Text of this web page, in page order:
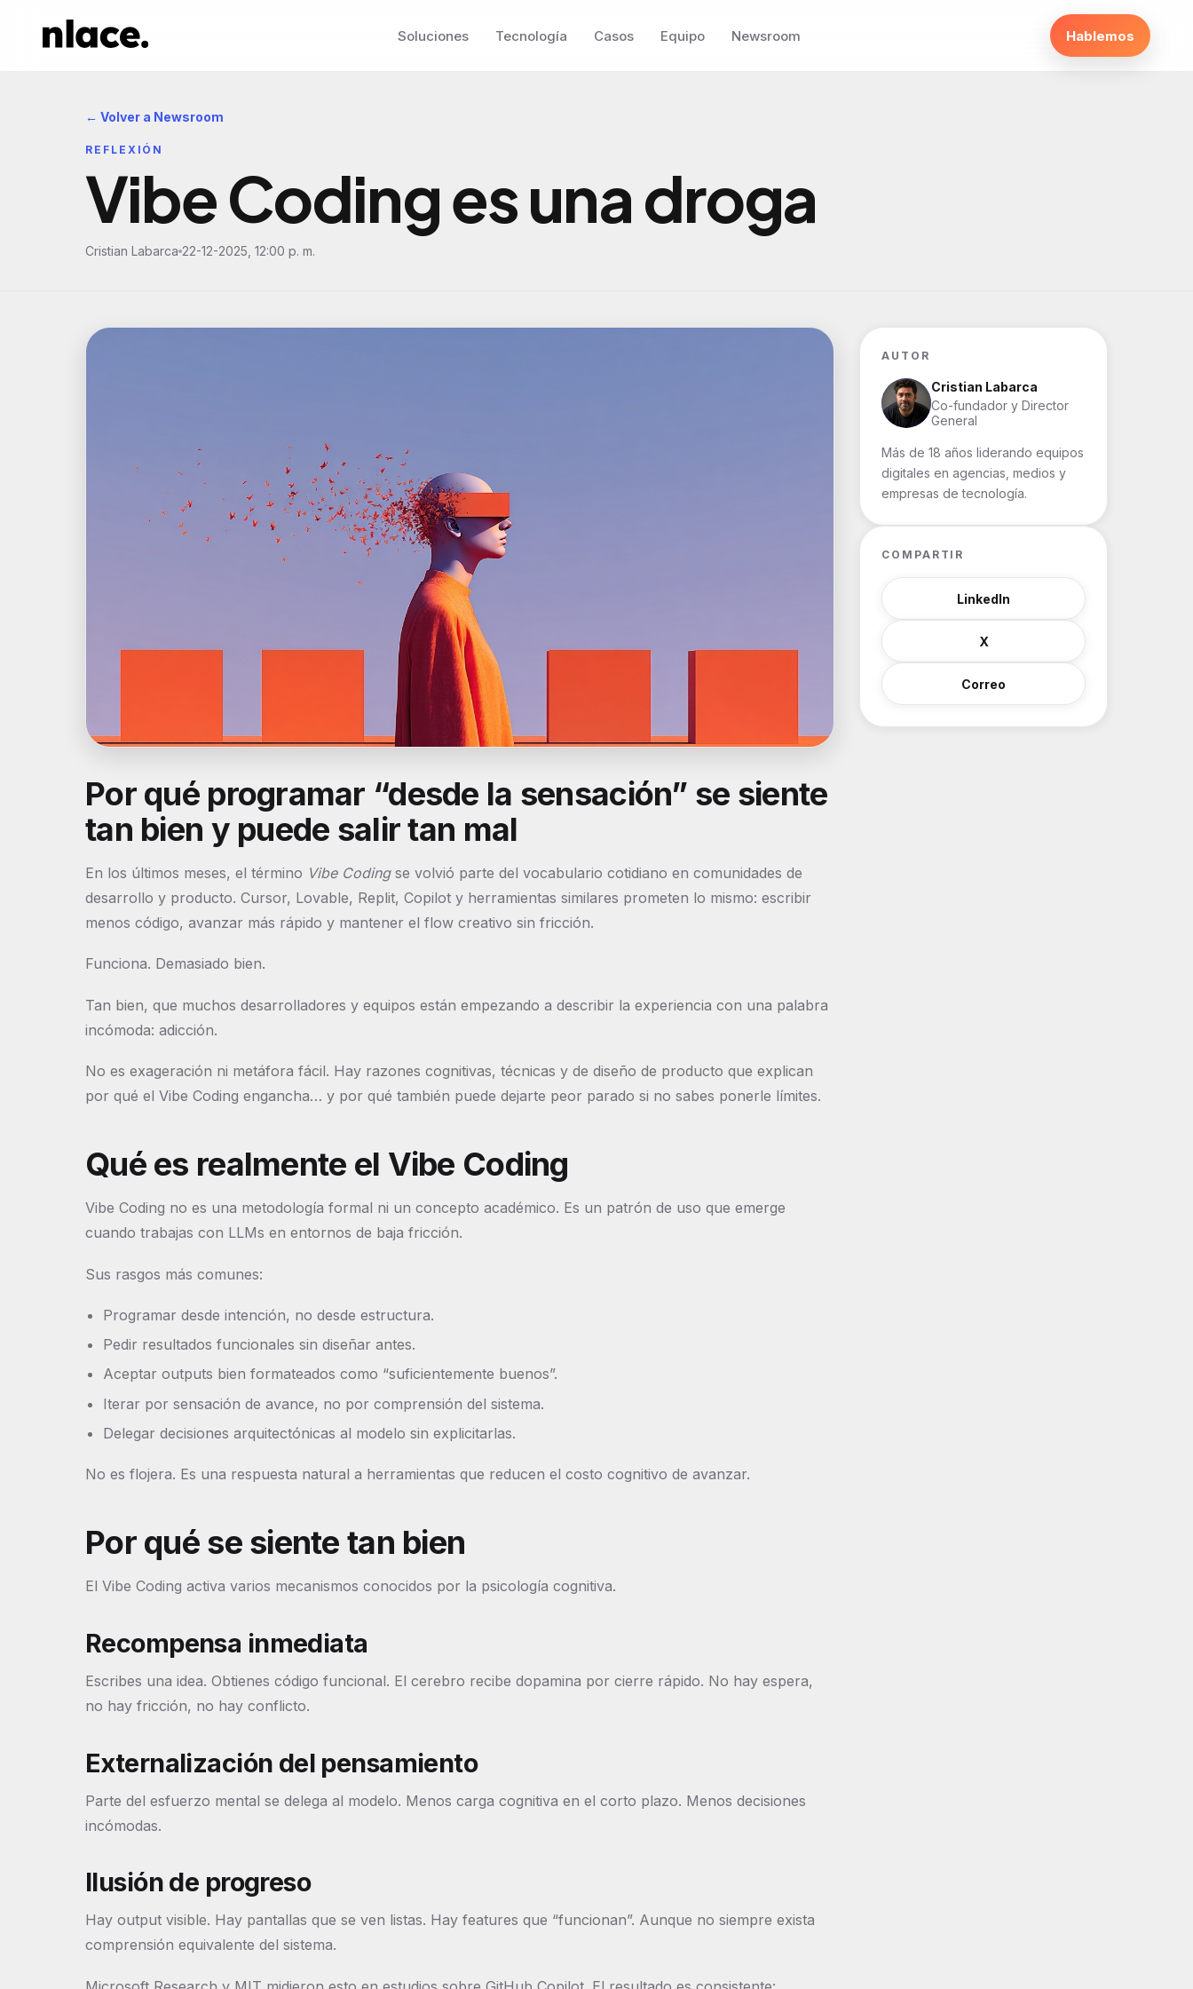
Soluciones Tecnología Casos Equipo Newsroom Hablemos
← Volver a Newsroom
REFLEXIÓN
Vibe Coding es una droga
Cristian Labarca 22-12-2025, 12:00 p. m.
Por qué programar “desde la sensación” se siente
tan bien y puede salir tan mal
En los últimos meses, el término Vibe Codingse volvió parte del vocabulario cotidiano en comunidades de
desarrollo y producto. Cursor, Lovable, Replit, Copilot y herramientas similares prometen lo mismo: escribir
menos código, avanzar más rápido y mantener el flow creativo sin fricción.
Funciona. Demasiado bien.
Tan bien, que muchos desarrolladores y equipos están empezando a describir la experiencia con una palabra
incómoda: adicción.
No es exageración ni metáfora fácil. Hay razones cognitivas, técnicas y de diseño de producto que explican
por qué el Vibe Coding engancha… y por qué también puede dejarte peor parado si no sabes ponerle límites.
Qué es realmente el Vibe Coding
Vibe Coding no es una metodología formal ni un concepto académico. Es un patrón de uso que emerge
cuando trabajas con LLMs en entornos de baja fricción.
Sus rasgos más comunes:
Programar desde intención, no desde estructura.
Pedir resultados funcionales sin diseñar antes.
Aceptar outputs bien formateados como “suficientemente buenos”.
Iterar por sensación de avance, no por comprensión del sistema.
Delegar decisiones arquitectónicas al modelo sin explicitarlas.
No es flojera. Es una respuesta natural a herramientas que reducen el costo cognitivo de avanzar.
Por qué se siente tan bien
El Vibe Coding activa varios mecanismos conocidos por la psicología cognitiva.
Recompensa inmediata
Escribes una idea. Obtienes código funcional. El cerebro recibe dopamina por cierre rápido. No hay espera,
no hay fricción, no hay conflicto.
Externalización del pensamiento
Parte del esfuerzo mental se delega al modelo. Menos carga cognitiva en el corto plazo. Menos decisiones
incómodas.
Ilusión de progreso
Hay output visible. Hay pantallas que se ven listas. Hay features que “funcionan”. Aunque no siempre exista
comprensión equivalente del sistema.
AUTOR
Cristian Labarca
Co-fundador y Director
General
Más de 18 años liderando equipos
digitales en agencias, medios y
empresas de tecnología.
COMPARTIR
LinkedIn
X
Correo